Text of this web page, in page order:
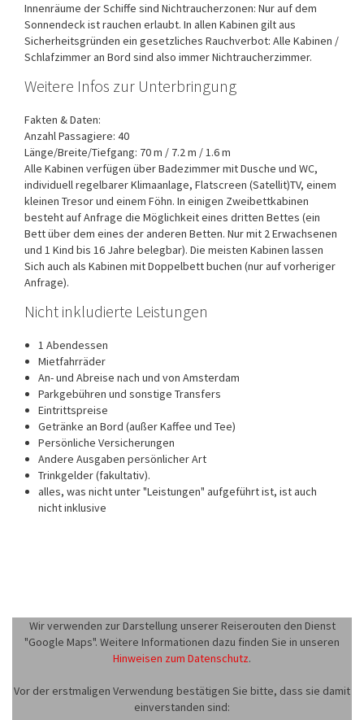
Innenräume der Schiffe sind Nichtraucherzonen: Nur auf dem
Sonnendeck ist rauchen erlaubt. In allen Kabinen gilt aus
Sicherheitsgründen ein gesetzliches Rauchverbot: Alle Kabinen /
Schlafzimmer an Bord sind also immer Nichtraucherzimmer.
Weitere Infos zur Unterbringung
Fakten & Daten:
Anzahl Passagiere: 40
Länge/Breite/Tiefgang: 70 m / 7.2 m / 1.6 m
Alle Kabinen verfügen über Badezimmer mit Dusche und WC,
individuell regelbarer Klimaanlage, Flatscreen (Satellit)TV, einem
kleinen Tresor und einem Föhn. In einigen Zweibettkabinen
besteht auf Anfrage die Möglichkeit eines dritten Bettes (ein
Bett über dem eines der anderen Betten. Nur mit 2 Erwachsenen
und 1 Kind bis 16 Jahre belegbar). Die meisten Kabinen lassen
Sich auch als Kabinen mit Doppelbett buchen (nur auf vorheriger
Anfrage).
Nicht inkludierte Leistungen
1 Abendessen
Mietfahrräder
An- und Abreise nach und von Amsterdam
Parkgebühren und sonstige Transfers
Eintrittspreise
Getränke an Bord (außer Kaffee und Tee)
Persönliche Versicherungen
Andere Ausgaben persönlicher Art
Trinkgelder (fakultativ).
alles, was nicht unter "Leistungen" aufgeführt ist, ist auch
nicht inklusive
Wir verwenden zur Darstellung unserer Reiserouten den Dienst
"Google Maps". Weitere Informationen dazu finden Sie in unseren
Hinweisen zum Datenschutz.
Vor der erstmaligen Verwendung bestätigen Sie bitte, dass sie damit
einverstanden sind: